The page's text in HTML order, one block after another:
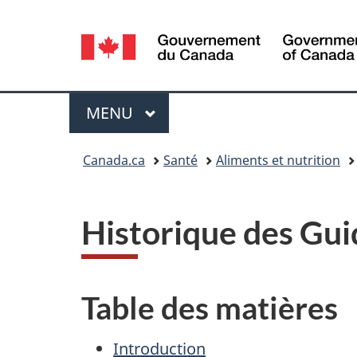
Sélection
de
la
langue
Menu
MENU PRINCIPAL
Canada.ca Santé Aliments et nutrition
Historique des
Table des matières
Introduction